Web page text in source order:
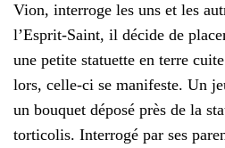
Vion, interroge les uns et les
l’Esprit-Saint, il décide de
une petite statuette en terre
lors, celle-ci se manifeste. Un
un bouquet déposé près de la
torticolis. Interrogé par ses